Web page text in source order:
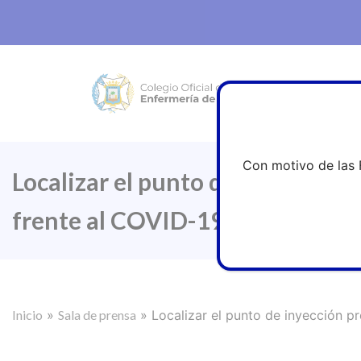
Localizar el punto de inyección
frente al COVID-19
Inicio » Sala de prensa » Localizar el punto de inyección
Con motivo de las